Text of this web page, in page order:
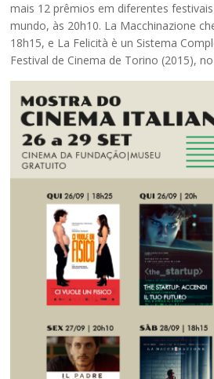
mais 12 prêmios em diferentes
mundo, às 20h10. La Macchinazione
18h15, e La Felicità è un Sistema
Festival de Cinema de Torino (2015),